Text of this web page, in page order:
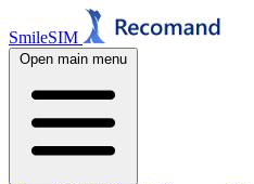
SmileSIM
Open main menu